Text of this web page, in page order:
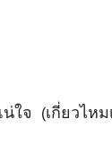
ใจ (เกี่ยวไห